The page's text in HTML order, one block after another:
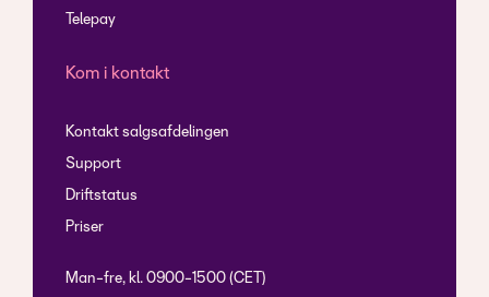
Telepay
Kom i kontakt
Kontakt salgsafdelingen
Support
Driftstatus
Priser
Man-fre, kl. 0900-1500 (CET)